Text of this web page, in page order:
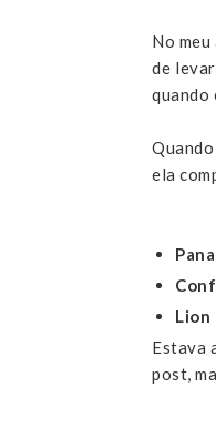
No
de levar
quando
ela
Estava
post,